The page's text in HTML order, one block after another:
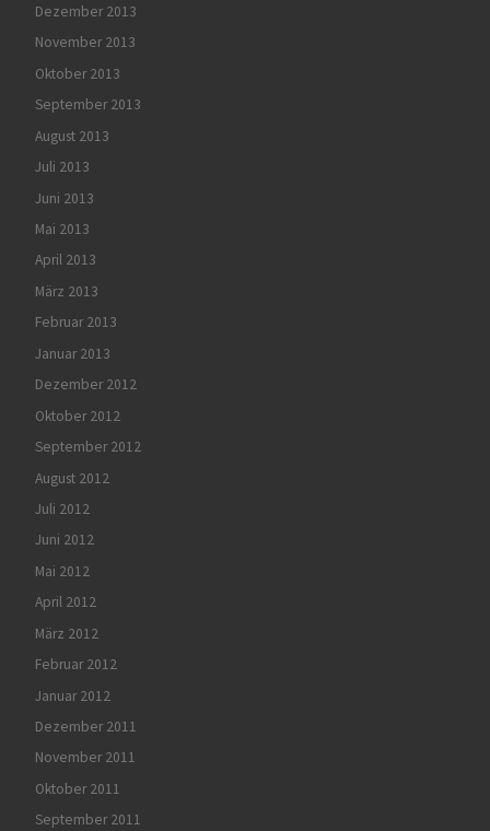
Dezember 2013
November 2013
Oktober 2013
September 2013
August 2013
Juli 2013
Juni 2013
Mai 2013
April 2013
März 2013
Februar 2013
Januar 2013
Dezember 2012
Oktober 2012
September 2012
August 2012
Juli 2012
Juni 2012
Mai 2012
April 2012
März 2012
Februar 2012
Januar 2012
Dezember 2011
November 2011
Oktober 2011
September 2011